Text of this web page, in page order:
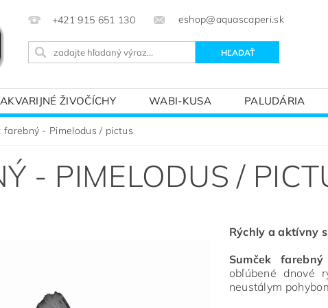
+421 915 651 130 eshop@aquascaperi.sk
AKVARIJNÉ ŽIVOČÍCHY WABI-KUSA PALUDÁRIA
SVETOM – ZÁKLADY AKVARISTIKY
farebný - Pimelodus / pictus
- PIMELODUS /
Rýchly a aktívny
Sumček
obľúbené dnové
neustálym